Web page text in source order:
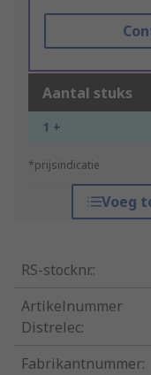
Aantal stuks
1 +
*prijsindicatie
Voeg
RS-stocknr.:
Artikelnummer
Distrelec:
Fabrikantnummer: